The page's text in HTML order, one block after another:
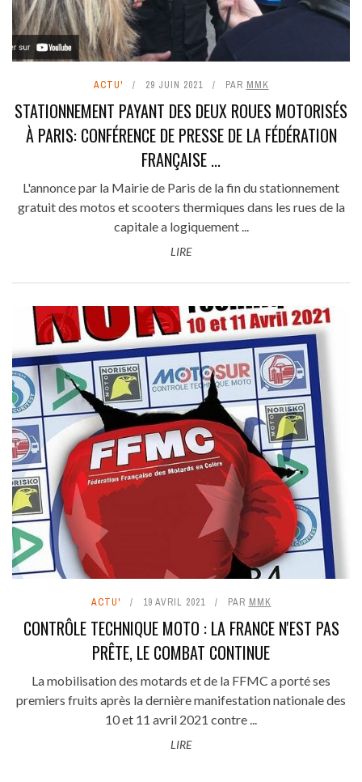
ACTU' 29 JUIN 2021 PAR MMK
STATIONNEMENT PAYANT DES DEUX ROUES MOTORISÉS
À PARIS: CONFÉRENCE DE PRESSE DE LA FÉDÉRATION
FRANÇAISE ...
L'annonce par la Mairie de Paris de la fin du stationnement
gratuit des motos et scooters thermiques dans les rues de la
capitale a logiquement ...
LIRE
ACTU' 19 AVRIL 2021 PAR MMK
CONTRÔLE TECHNIQUE MOTO : LA FRANCE N'EST PAS
PRÊTE, LE COMBAT CONTINUE
La mobilisation des motards et de la FFMC a porté ses
premiers fruits après la dernière manifestation nationale des
10 et 11 avril 2021 contre ...
LIRE